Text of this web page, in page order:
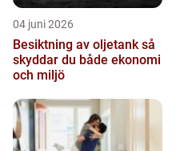
04 juni 2026
Besiktning av oljetank så
skyddar du både ekonomi
och miljö